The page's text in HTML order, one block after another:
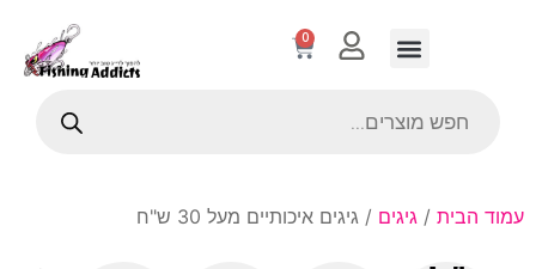
0
עמוד הבית / גיגים / גיגים איכותיים מעל 30 ש"ח